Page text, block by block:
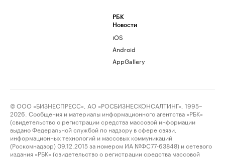
РБК
Новости
iOS
Android
AppGallery
© ООО «БИЗНЕСПРЕСС», АО «РОСБИЗНЕСКОНСАЛТИНГ», 1995–
2026. Сообщения и материалы информационного агентства «РБК»
(свидетельство о регистрации средства массовой информации
выдано Федеральной службой по надзору в сфере связи,
информационных технологий и массовых коммуникаций
(Роскомнадзор) 09.12.2015 за номером ИА №ФС77-63848) и сетевого
издания «РБК» (свидетельство о регистрации средства массовой